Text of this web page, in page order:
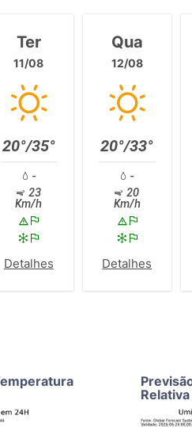
Ter
11/08
20°/35°
-
23
Km/h
Detalhes
Qua
12/08
20°/33°
-
20
Km/h
Detalhes